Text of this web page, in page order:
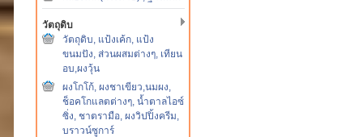
วัตถุดิบ
วัตถุดิบ, แป้งเค้ก, แป้ง
ขนมปัง, ส่วนผสมต่างๆ, เทียน
อบ,ผงวุ้น
ผงโกโก้, ผงชาเขียว,นมผง,
ช็อคโกแลตต่างๆ, น้ำตาลไอซ์
ซิ่ง, ชาตรามือ, ผงวิปปิ้งครีม,
บราวน์ซูการ์